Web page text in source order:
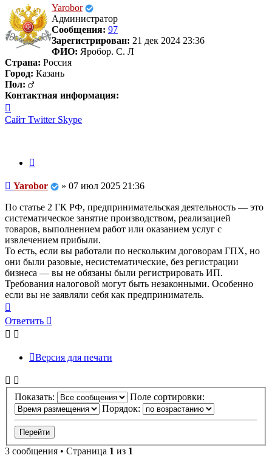
началу
Yarobor
Администратор
Сообщения: 97
Зарегистрирован: 21 дек 2024 23:36
ФИО: Яробор. С. Л
Страна: Россия
Город: Казань
Пол:
Контактная информация:
информация
пользователя
Сайт Twitter Skype
Сообщение
Yarobor » 07 июл 2025 21:36
По статье 2 ГК РФ, предпринимательская деятельность — это
систематическое занятие производством, реализацией
товаров, выполнением работ или оказанием услуг с
извлечением прибыли.
То есть, если вы работали по нескольким договорам ГПХ, но
они были разовые, несистематические, без регистрации
бизнеса — вы не обязаны были регистрировать ИП.
Требования налоговой могут быть незаконными. Особенно
если вы не заявляли себя как предприниматель.
к
началу
Ответить
Версия для печати
Показать:
Поле сортировки:
Порядок:
3 сообщения • Страница 1 из 1